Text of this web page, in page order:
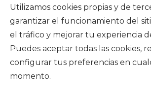
Utilizamos cookies propias y de
garantizar el funcionamiento del
el tráfico y mejorar tu experiencia
Puedes aceptar todas las cookies,
configurar tus preferencias en
momento.
Av. las Retamas, 3, Local 5,
Alcorcón, Madrid
916 43 92 92